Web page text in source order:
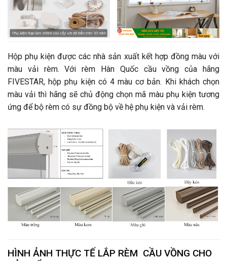
Hộp phụ kiện được các nhà sản xuất kết hợp đồng màu với
màu vải rèm. Với rèm Hàn Quốc cầu vồng của hãng
FIVESTAR, hộp phụ kiện có 4 màu cơ bản. Khi khách chọn
màu vải thì hãng sẽ chủ động chọn mã màu phụ kiện tương
ứng để bộ rèm có sự đồng bộ về hệ phụ kiện và vải rèm.
HÌNH ẢNH THỰC TẾ LẮP RÈM CẦU VỒNG CHO